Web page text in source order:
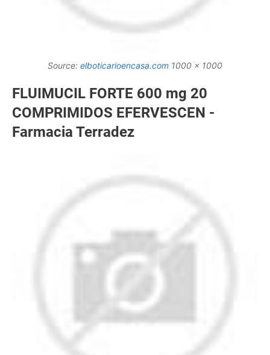
Source: elboticarioencasa.com 1000 x 1000
FLUIMUCIL FORTE 600 mg 20
COMPRIMIDOS EFERVESCEN -
Farmacia Terradez